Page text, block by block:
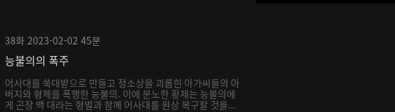
38화 2023-02-02 45분
능불의의 폭주
어사대를 쑥대밭으로 만들고 정소상을 괴롭힌 아가씨들의 아
버지와 형제를 폭행한 능불의. 이에 분노한 황제는 능불의에
게 곤장 백 대라는 형벌과 함께 어사대를 원상 복구할 것을...